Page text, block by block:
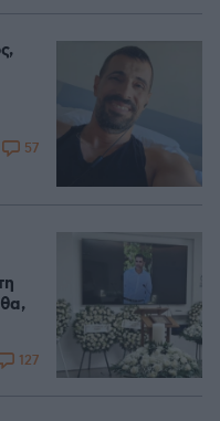
57
127